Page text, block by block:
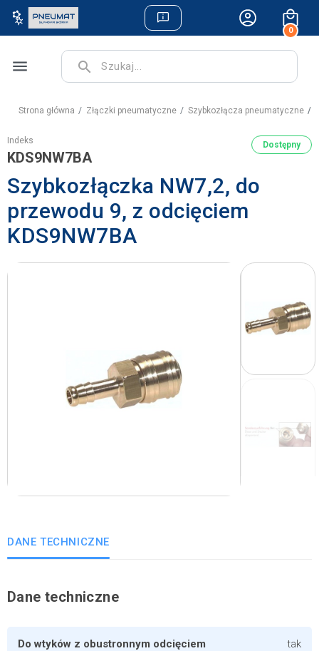
0
menu search
Strona główna Złączki pneumatyczne Szybkozłącza pneumatyczne
Indeks
KDS9NW7BA
Dostępny
Szybkozłączka NW7,2, do
przewodu 9, z odcięciem
KDS9NW7BA
DANE TECHNICZNE
Dane techniczne
Do wtyków z obustronnym odcięciem tak